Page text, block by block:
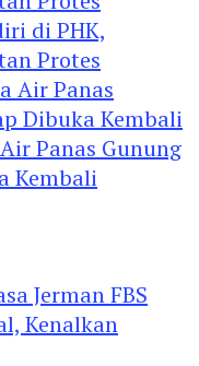
di PHK,
Protes
Panas Gunung
Kembali